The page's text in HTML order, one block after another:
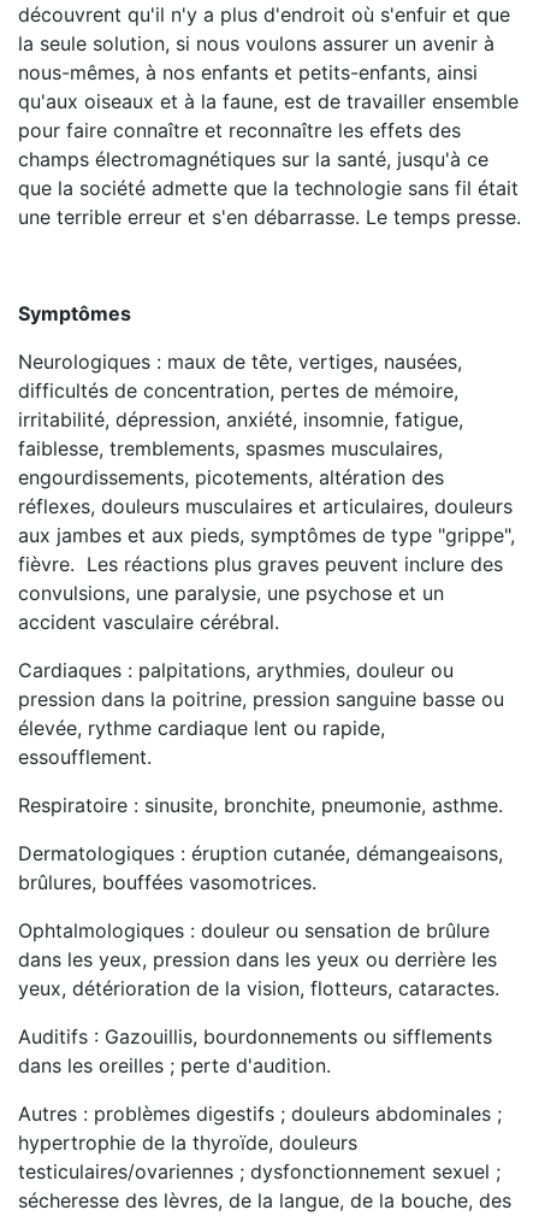
découvrent qu'il n'y a plus d'endroit où s'enfuir et que
la seule solution, si nous voulons assurer un avenir à
nous-mêmes, à nos enfants et petits-enfants, ainsi
qu'aux oiseaux et à la faune, est de travailler ensemble
pour faire connaître et reconnaître les effets des
champs électromagnétiques sur la santé, jusqu'à ce
que la société admette que la technologie sans fil était
une terrible erreur et s'en débarrasse. Le temps presse.
Symptômes
Neurologiques : maux de tête, vertiges, nausées,
difficultés de concentration, pertes de mémoire,
irritabilité, dépression, anxiété, insomnie, fatigue,
faiblesse, tremblements, spasmes musculaires,
engourdissements, picotements, altération des
réflexes, douleurs musculaires et articulaires, douleurs
aux jambes et aux pieds, symptômes de type "grippe",
fièvre. Les réactions plus graves peuvent inclure des
convulsions, une paralysie, une psychose et un
accident vasculaire cérébral.
Cardiaques : palpitations, arythmies, douleur ou
pression dans la poitrine, pression sanguine basse ou
élevée, rythme cardiaque lent ou rapide,
essoufflement.
Respiratoire : sinusite, bronchite, pneumonie, asthme.
Dermatologiques : éruption cutanée, démangeaisons,
brûlures, bouffées vasomotrices.
Ophtalmologiques : douleur ou sensation de brûlure
dans les yeux, pression dans les yeux ou derrière les
yeux, détérioration de la vision, flotteurs, cataractes.
Auditifs : Gazouillis, bourdonnements ou sifflements
dans les oreilles ; perte d'audition.
Autres : problèmes digestifs ; douleurs abdominales ;
hypertrophie de la thyroïde, douleurs
testiculaires/ovariennes ; dysfonctionnement sexuel ;
sécheresse des lèvres, de la langue, de la bouche, des